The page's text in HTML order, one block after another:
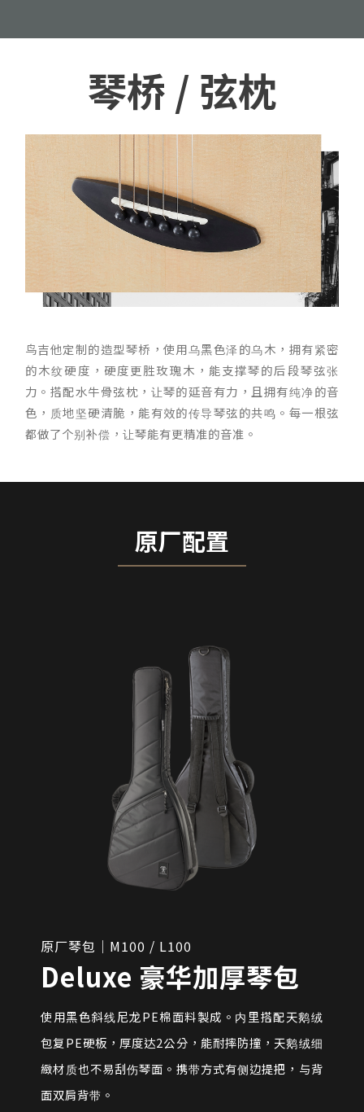
琴桥 / 弦枕
鸟吉他定制的造型琴桥，使用乌黑色泽的乌木，拥有紧密
的木纹硬度，硬度更胜玫瑰木，能支撑琴的后段琴弦张
力。搭配水牛骨弦枕，让琴的延音有力，且拥有纯净的音
色，质地坚硬清脆，能有效的传导琴弦的共鸣。每一根弦
都做了个别补偿，让琴能有更精准的音准。
原厂配置
原厂琴包｜M100 / L100
Deluxe 豪华加厚琴包
使用黑色斜线尼龙PE棉面料製成。内里搭配天鹅绒
包复PE硬板，厚度达2公分，能耐摔防撞，天鹅绒细
緻材质也不易刮伤琴面。携带方式有侧边提把，与背
面双肩背带。